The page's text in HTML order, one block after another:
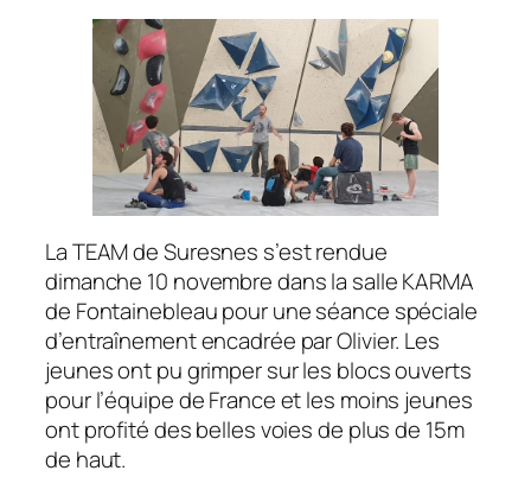
La TEAM de Suresnes s’est rendue
dimanche 10 novembre dans la salle KARMA
de Fontainebleau pour une séance spéciale
d’entraînement encadrée par Olivier. Les
jeunes ont pu grimper sur les blocs ouverts
pour l’équipe de France et les moins jeunes
ont profité des belles voies de plus de 15m
de haut.